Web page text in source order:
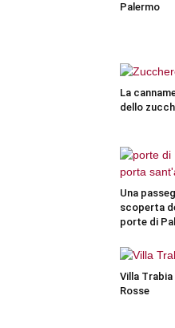
Palermo
La
dello
Una
scoperta
porte di
Villa Trabia
Rosse